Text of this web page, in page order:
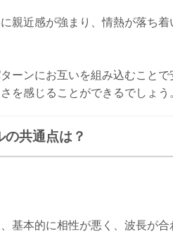
親近感が強まり、情熱が落ち
ーンにお互いを組み込むことで
を感じることができるでしょう。
共通点は？
基本的に相性が悪く、波長が